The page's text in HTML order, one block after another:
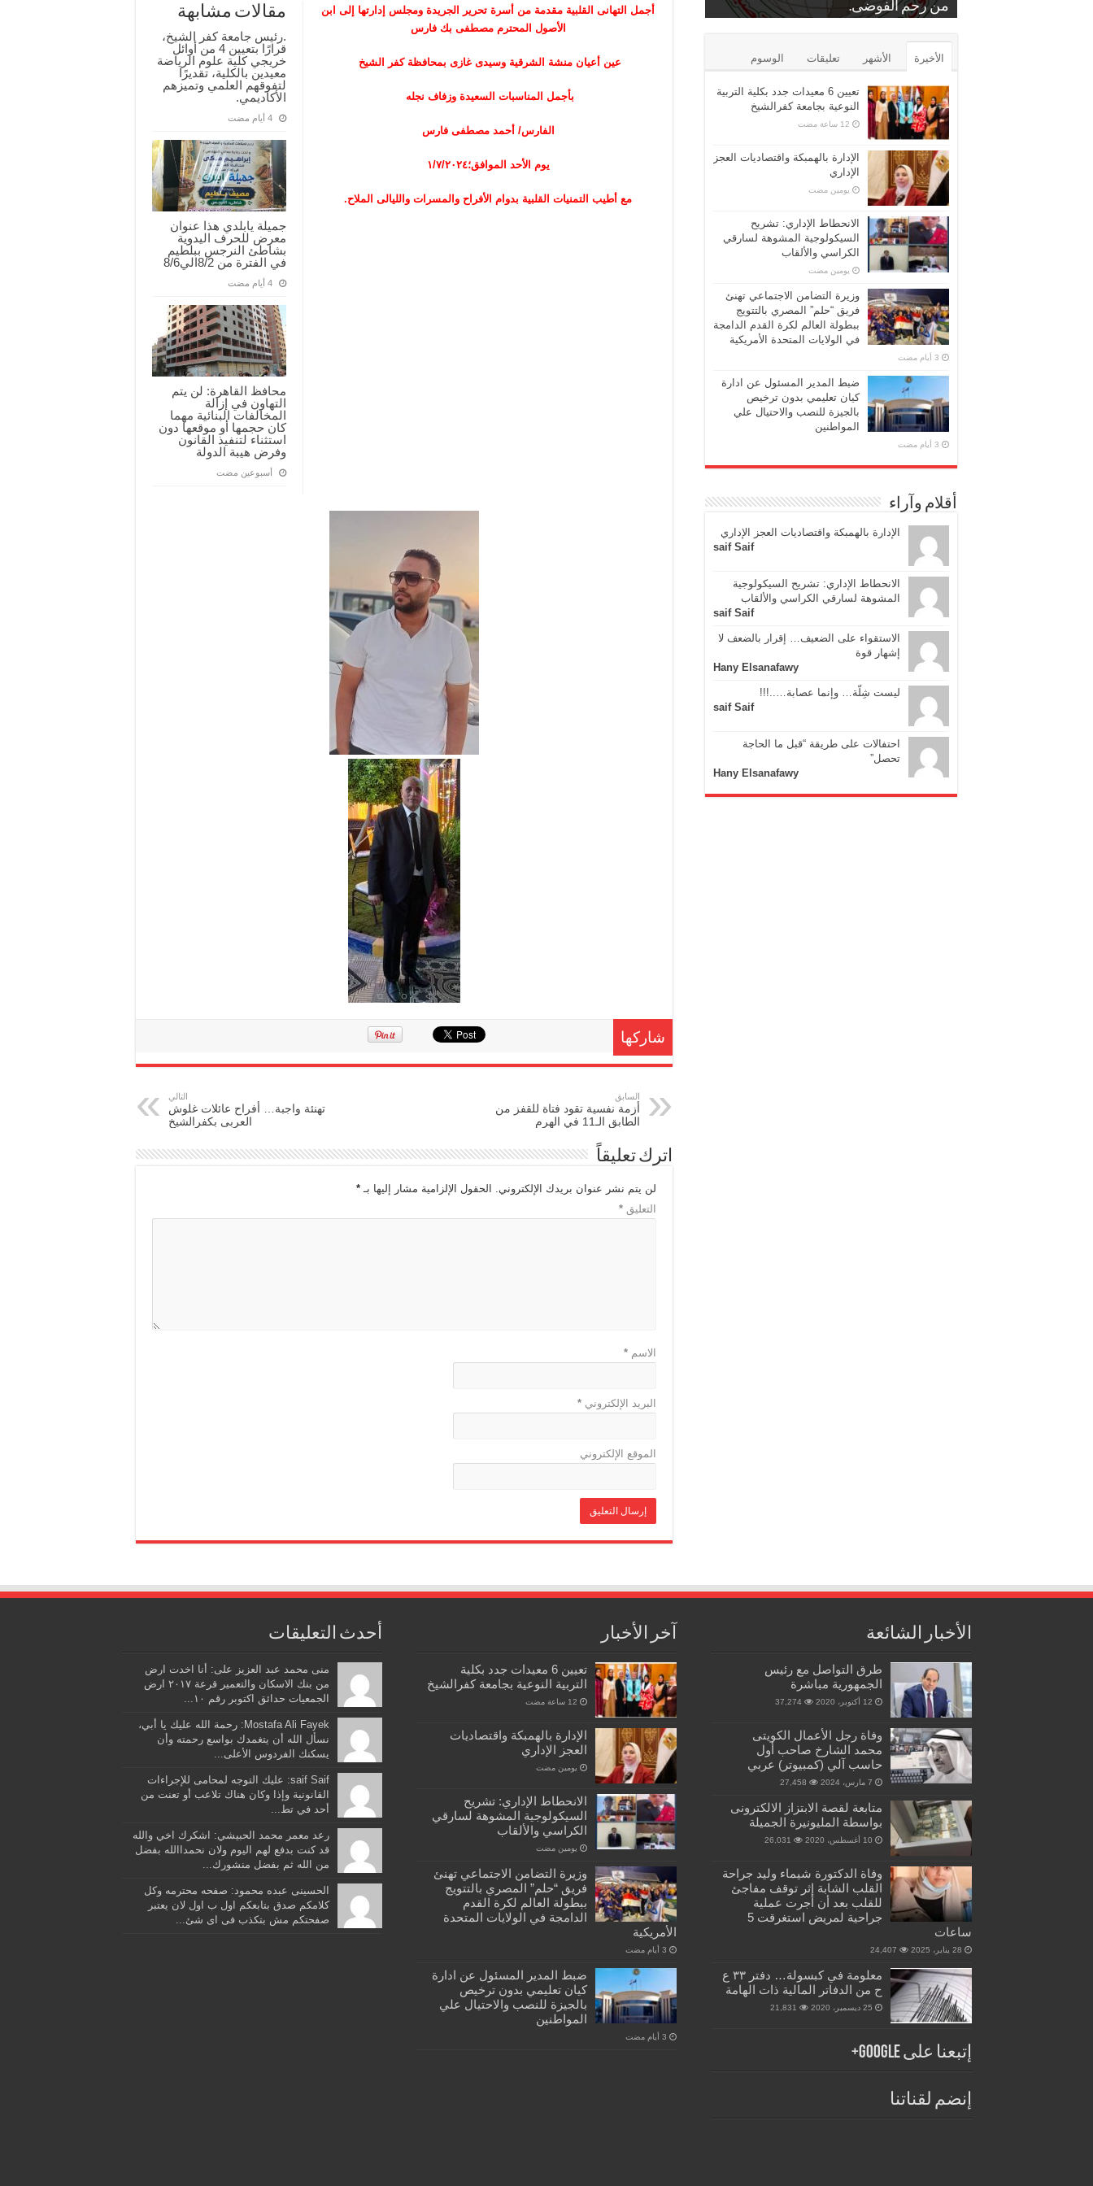
مقالات مشابهة
.رئيس جامعة كفر الشيخ،
قرارًا بتعيين 4 من أوائل
خريجي كلية علوم الرياضة
معيدين بالكلية، تقديرًا
لتفوقهم العلمي وتميزهم
الأكاديمي.
جميلة يابلدي هذا عنوان
معرض للحرف اليدوية
بشاطئ النرجس ببلطيم
في الفترة من 8/2الي8/6
محافظ القاهرة: لن يتم
التهاون في إزالة
المخالفات البنائية مهما
كان حجمها أو موقعها دون
استثناء لتنفيذ القانون
وفرض هيبة الدولة
‏أسبوعين مضت
أجمل التهانى القلبية مقدمة من أسرة تحرير الجريدة ومجلس إدارتها إلى ابن
الأصول المحترم مصطفى بك فارس
عين أعيان منشة الشرقية وسيدى غازى بمحافظة كفر الشيخ
بأجمل المناسبات السعيدة وزفاف نجله
الفارس/ أحمد مصطفى فارس
يوم الأحد الموافق؛١/٧/٢٠٢٤
مع أطيب التمنيات القلبية بدوام الأفراح والمسرات والليالى الملاح.
شاركها
السابق
أزمة نفسية تقود فتاة للقفز من
الطابق الـ11 في الهرم
التالي
تهنئة واجبة… أفراح عائلات غلوش
العربى بكفرالشيخ
اترك تعليقاً
لن يتم نشر عنوان بريدك الإلكتروني. الحقول الإلزامية مشار إليها بـ *
التعليق *
الاسم *
البريد الإلكتروني *
الموقع الإلكتروني
من رحم الفوضى.
برونزية كأس مصر للتايكوندو
الشرب عن مركز الرياض بكفر الشيخ
بيع بالمزاد العلني…محكمه المحله الكبرى
بمنشة الشرقية
محامين كفرالشيخ الاستاذ فراج زعفان
د. عايدة عبدالبارى.
الأخيرة الأشهر تعليقات الوسوم
تعيين 6 معيدات جدد بكلية التربية
النوعية بجامعة كفرالشيخ
الإدارة بالهمبكة واقتصاديات العجز
الإداري
‏يومين مضت
الانحطاط الإداري: تشريح
السيكولوجية المشوهة لسارقي
الكراسي والألقاب
‏يومين مضت
وزيرة التضامن الاجتماعي تهنئ
فريق “حلم” المصري بالتتويج
ببطولة العالم لكرة القدم الدامجة
في الولايات المتحدة الأمريكية
ضبط المدير المسئول عن ادارة
كيان تعليمي بدون ترخيص
بالجيزة للنصب والاحتيال علي
المواطنين
أقلام وآراء
الإدارة بالهمبكة واقتصاديات العجز الإداري
saif Saif
الانحطاط الإداري: تشريح السيكولوجية
المشوهة لسارقي الكراسي والألقاب
saif Saif
الاستقواء على الضعيف… إقرار بالضعف لا
إشهار قوة
Hany Elsanafawy
ليست شِلّة… وإنما عصابة…..!!!
saif Saif
احتفالات على طريقة “قبل ما الحاجة
تحصل”
Hany Elsanafawy
الأخبار الشائعة
طرق التواصل مع رئيس
الجمهورية مباشرة
12 أكتوبر، 2020 37,274
وفاة رجل الأعمال الكويتى
محمد الشارخ صاحب أول
حاسب آلي (كمبيوتر) عربي
7 مارس، 2024 27,458
متابعة لقصة الابتزاز الالكترونى
بواسطة المليونيرة الجميلة
10 أغسطس، 2020 26,031
وفاة الدكتورة شيماء وليد جراحة
القلب الشابة إثر توقف مفاجئ
للقلب بعد أن أجرت عملية
جراحية لمريض استغرقت 5
ساعات
28 يناير، 2025 24,407
معلومة في كبسولة… دفتر ٣٣ ع
ح من الدفاتر المالية ذات الهامة
25 ديسمبر، 2020 21,831
إتبعنا على Google+
إنضم لقناتنا
آخر الأخبار
تعيين 6 معيدات جدد بكلية
التربية النوعية بجامعة كفرالشيخ
الإدارة بالهمبكة واقتصاديات
العجز الإداري
‏يومين مضت
الانحطاط الإداري: تشريح
السيكولوجية المشوهة لسارقي
الكراسي والألقاب
‏يومين مضت
وزيرة التضامن الاجتماعي تهنئ
فريق “حلم” المصري بالتتويج
ببطولة العالم لكرة القدم
الدامجة في الولايات المتحدة
الأمريكية
ضبط المدير المسئول عن ادارة
كيان تعليمي بدون ترخيص
بالجيزة للنصب والاحتيال علي
المواطنين
أحدث التعليقات
منى محمد عبد العزيز على: أنا اخدت ارض
من بنك الاسكان والتعمير قرعة ٢٠١٧ ارض
الجمعيات حدائق اكتوبر رقم ١٠...
Mostafa Ali Fayek: رحمة الله عليك يا أبي،
نسأل الله أن يتغمدك بواسع رحمته وأن
يسكنك الفردوس الأعلى...
saif Saif: عليك التوجه لمحامى للإجراءات
القانونية وإذا وكان هناك تلاعب أو تعنت من
أحد في تط...
رعد معمر محمد الحبيشي: اشكرك اخي والله
قد كنت بدفع لهم اليوم ولان نحمداالله بفضل
من الله ثم بفضل منشورك...
الحسينى عبده محمود: صفحه محترمه وكل
كلامكم صدق بتابعكم اول ب اول لان يعتبر
صفحتكم مش بتكذب فى اى شئ...